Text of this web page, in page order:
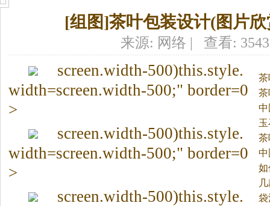
[组图]茶叶包装设计(图片
来源: 网络 | 查看:
味
screen.width-500)this.style.
width=screen.width-500;" border=0
>
screen.width-500)this.style.
width=screen.width-500;" border=0
>
screen.width-500)this.style.